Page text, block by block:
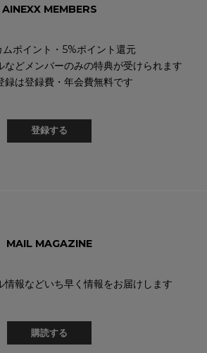
AINEXX MEMBERS
ムポイント・5%ポイント還元
などメンバーのみの特典が受けられます
は登録費・年会費無料です
登録する
MAIL MAGAZINE
情報などいち早く情報をお届けします
購読する